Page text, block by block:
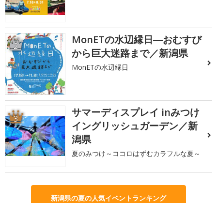
2
MonETの水辺縁日―おむすび
から巨大迷路まで／新潟県
MonETの水辺縁日
3
サマーディスプレイ inみつけ
イングリッシュガーデン／新
潟県
夏のみつけ～ココロはずむカラフルな夏～
新潟県の夏の人気イベントランキング